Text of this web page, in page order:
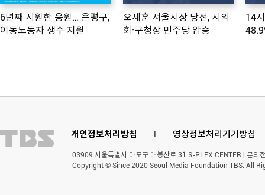
6년째 시원한 응원… 은평구,
이동노동자 생수 지원
오세훈 서울시장 당선, 시의
회·구청장 민주당 압승
14
개인정보처리방침 l 영상정보처리기기방침
03909 서울특별시 마포구 매봉산로 31 S-PLEX CENTER | 문
Copyright © Since 2020 Seoul Media Foundation TBS. All